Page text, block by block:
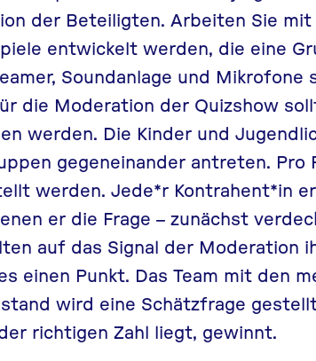
der Beteiligten. Arbeiten Sie mit
entwickelt werden, die eine
Soundanlage und Mikrofone
die Moderation der Quizshow
werden. Die Kinder und
gegeneinander antreten. Pro
werden. Jede*r Kontrahent*in
er die Frage – zunächst
auf das Signal der Moderation
einen Punkt. Das Team mit den
wird eine Schätzfrage
richtigen Zahl liegt, gewinnt.